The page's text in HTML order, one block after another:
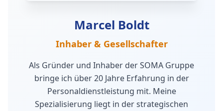
Marcel Boldt
Inhaber & Gesellschafter
Als Gründer und Inhaber der SOMA Gruppe
bringe ich über 20 Jahre Erfahrung in der
Personaldienstleistung mit. Meine
Spezialisierung liegt in der strategischen